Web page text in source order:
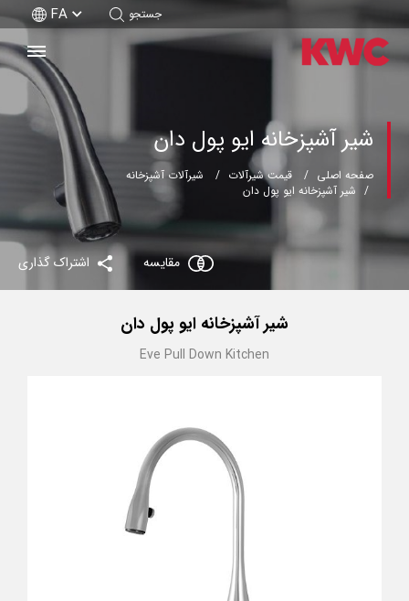
جستجو FA
شیر آشپزخانه ایو پول دان
صفحه اصلی قیمت شیرآلات
شیرآلات آشپزخانه
شیر آشپزخانه ایو پول دان
مقایسه اشتراک گذاری
شیر آشپزخانه ایو پول دان
Eve Pull Down Kitchen